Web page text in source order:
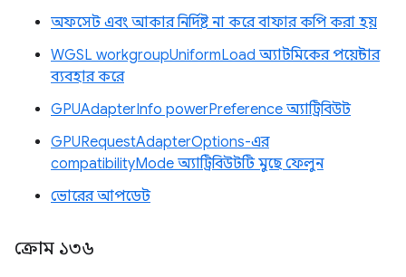
অফসেট এবং আকার নির্দিষ্ট না করে বাফার কপি করা হয়
WGSL workgroupUniformLoad অ্যাটমিকের পয়েন্টার
ব্যবহার করে
GPUAdapterInfo powerPreference অ্যাট্রিবিউট
GPURequestAdapterOptions-এর
compatibilityMode অ্যাট্রিবিউটটি মুছে ফেলুন
ভোরের আপডেট
ক্রোম ১৩৬